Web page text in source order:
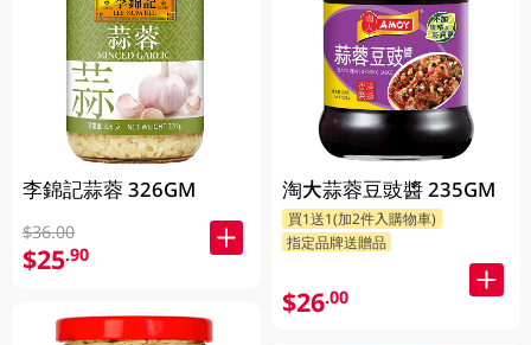
李錦記蒜蓉 326GM
$36.00
$25.90
淘大蒜蓉豆豉醬 235GM
買1送1(加2件入購物車)
指定品牌送贈品
$26.00